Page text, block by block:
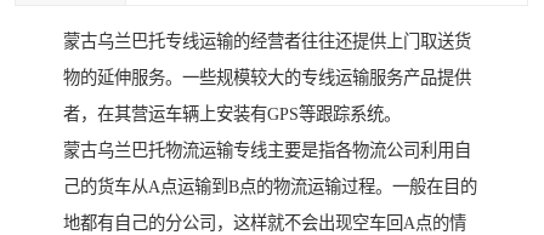
蒙古乌兰巴托专线运输的经营者往往还提供上门取送货
物的延伸服务。一些规模较大的专线运输服务产品提供
者，在其营运车辆上安装有GPS等跟踪系统。
蒙古乌兰巴托物流运输专线主要是指各物流公司利用自
己的货车从A点运输到B点的物流运输过程。一般在目的
地都有自己的分公司，这样就不会出现空车回A点的情